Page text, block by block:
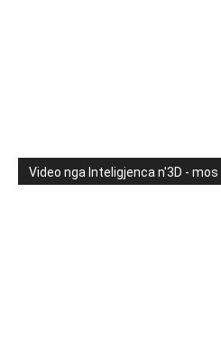
Video nga Inteligjenca n'3D -